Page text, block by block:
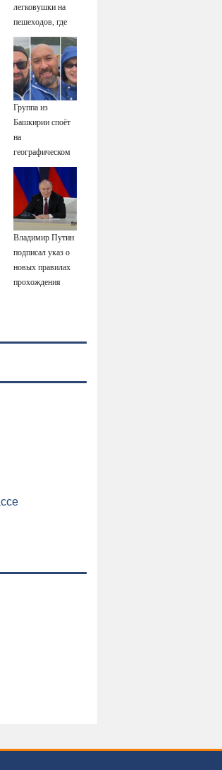
легковушки на
пешеходов, где
пострадали
минимум восемь
человек
06/08/2026 –
Новости
Группа из
Башкирии споёт
на
географическом
Северном полюсе
Владимир Путин
подписал указ о
новых правилах
прохождения